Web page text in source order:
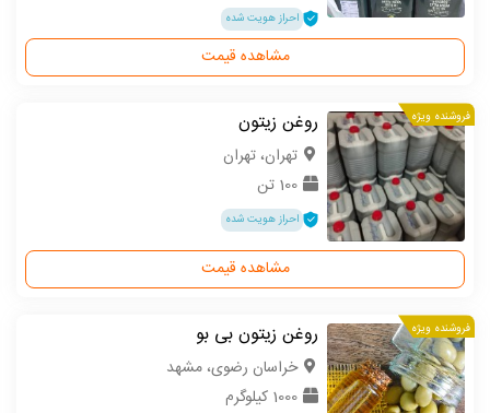
احراز هویت شده
مشاهده قیمت
فروشنده ویژه روغن زیتون
تهران، تهران
100 تن
احراز هویت شده
مشاهده قیمت
فروشنده ویژه روغن زیتون بی بو
خراسان رضوی، مشهد
1000 کیلوگرم